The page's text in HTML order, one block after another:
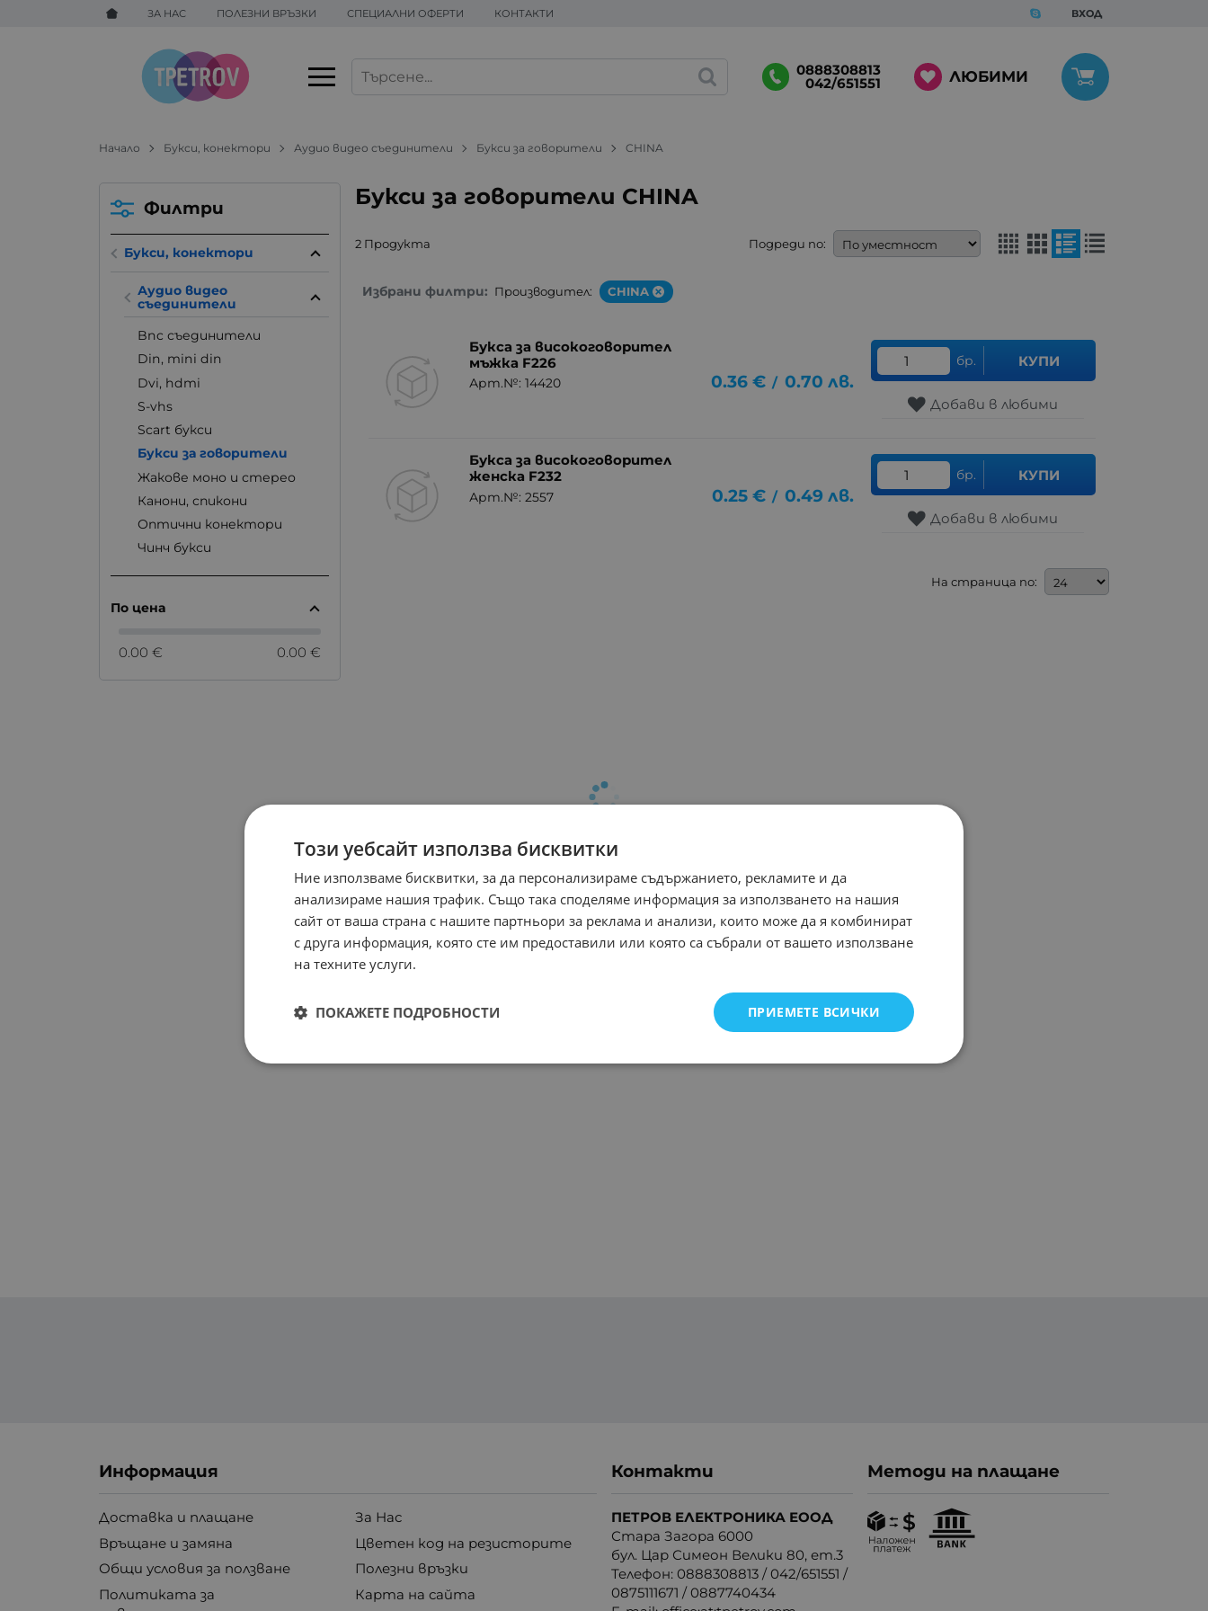
ЗА НАС ПОЛЕЗНИ ВРЪЗКИ СПЕЦИАЛНИ ОФЕРТИ КОНТАКТИ ВХОД
0888308813
042/651551 ЛЮБИМИ
Начало Букси, конектори Аудио видео съединители Букси за говорители CHINA
Букси за говорители CHINA
2 Продукта Подреди по:
Избрани филтри: Производител: CHINA
Букса за високоговорител
мъжка F226
Арт.№: 14420 0.36 € / 0.70 лв.
бр. КУПИ
Добави в любими
Букса за високоговорител
женска F232
Арт.№: 2557 0.25 € / 0.49 лв.
бр. КУПИ
Добави в любими
На страница по:
Филтри
Букси, конектори
Аудио видео
съединители
Bnc съединители
Din, mini din
Dvi, hdmi
S-vhs
Scart букси
Букси за говорители
Жакове моно и стерео
Канони, спикони
Оптични конектори
Чинч букси
По цена
0.00 € 0.00 €
Информация
Доставка и плащане
Връщане и замяна
Общи условия за ползване
Политиката за
За Нас
Цветен код на резисторите
Полезни връзки
Карта на сайта
Контакти
ПЕТРОВ ЕЛЕКТРОНИКА ЕООД
Стара Загора 6000
бул. Цар Симеон Велики 80, ет.3
Телефон:0888308813 /042/651551 /
0875111671 /0887740434
Методи на плащане
Този уебсайт използва бисквитки
Ние използваме бисквитки, за да персонализираме съдържанието, рекламите и да
анализираме нашия трафик. Също така споделяме информация за използването на нашия
сайт от ваша страна с нашите партньори за реклама и анализи, които може да я комбинират
с друга информация, която сте им предоставили или която са събрали от вашето използване
на техните услуги.
ПРИЕМЕТЕ ВСИЧКИ
ПОКАЖЕТЕ ПОДРОБНОСТИ